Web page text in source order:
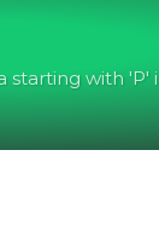
starting with 'P'